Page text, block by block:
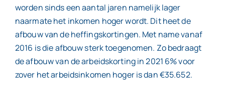
worden sinds een aantal jaren namelijk lager
naarmate het inkomen hoger wordt. Dit heet de
afbouw van de heffingskortingen. Met name vanaf
2016 is die afbouw sterk toegenomen. Zo bedraagt
de afbouw van de arbeidskorting in 2021 6% voor
zover het arbeidsinkomen hoger is dan €35.652.